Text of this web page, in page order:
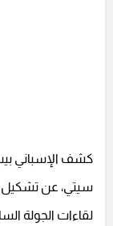
كشف الإسباني بيب
سيتي، عن تشكيل
لقاءات الجولة